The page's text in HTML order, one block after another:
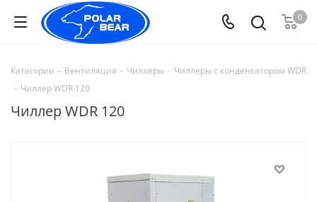
0
Категории - Вентиляция - Чиллеры - Чиллеры с конденсатором WDR
- Чиллер WDR 120
Чиллер WDR 120